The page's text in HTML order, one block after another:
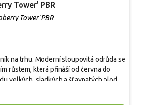
Tower' PBR
Tower' PBR
na trhu. Moderní sloupovitá odrůda se
růstem, která přináší od června do
velkých, sladkých a šťavnatých plodů.
tvoří elegantní habitus bez